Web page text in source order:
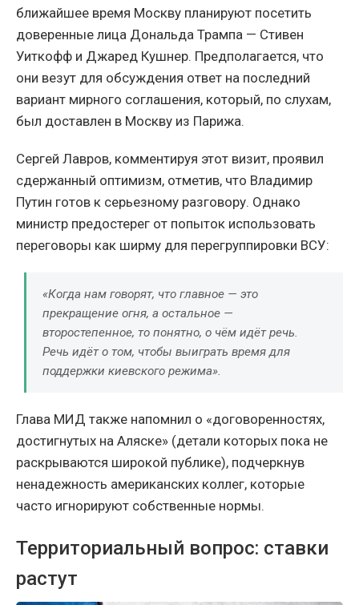
ближайшее время Москву планируют посетить
доверенные лица Дональда Трампа — Стивен
Уиткофф и Джаред Кушнер. Предполагается, что
они везут для обсуждения ответ на последний
вариант мирного соглашения, который, по слухам,
был доставлен в Москву из Парижа.
Сергей Лавров, комментируя этот визит, проявил
сдержанный оптимизм, отметив, что Владимир
Путин готов к серьезному разговору. Однако
министр предостерег от попыток использовать
переговоры как ширму для перегруппировки ВСУ:
«Когда нам говорят, что главное — это
прекращение огня, а остальное —
второстепенное, то понятно, о чём идёт речь.
Речь идёт о том, чтобы выиграть время для
поддержки киевского режима».
Глава МИД также напомнил о «договоренностях,
достигнутых на Аляске» (детали которых пока не
раскрываются широкой публике), подчеркнув
ненадежность американских коллег, которые
часто игнорируют собственные нормы.
Территориальный вопрос: ставки
растут